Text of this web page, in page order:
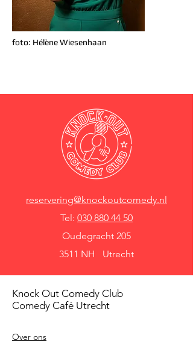
foto: Hélène Wiesenhaan
reservering@knockoutcomedy.nl
Tel: 030 880 44 50
Oudegracht 205
3511 NH Utrecht
Knock Out Comedy Club
Comedy Café Utrecht
Over ons